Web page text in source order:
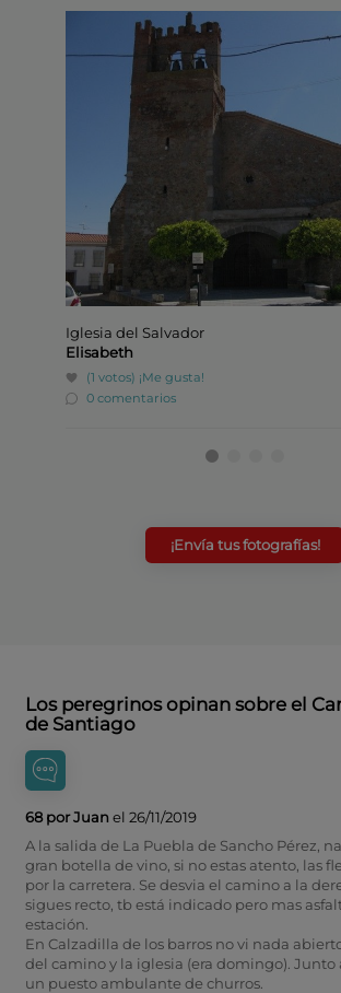
Iglesia del Salvador
Elisabeth
(1 votos) ¡Me gusta!
0 comentarios
¡Envía tus fotografías!
Los peregrinos opinan sobre el
de Santiago
68 por Juan el 26/11/2019
A la salida de La Puebla de Sancho Pérez,
gran botella de vino, si no estas atento, las
por la carretera. Se desvia el camino a la
sigues recto, tb está indicado pero mas
estación.
En Calzadilla de los barros no vi nada
del camino y la iglesia (era domingo). Junto
un puesto ambulante de churros.